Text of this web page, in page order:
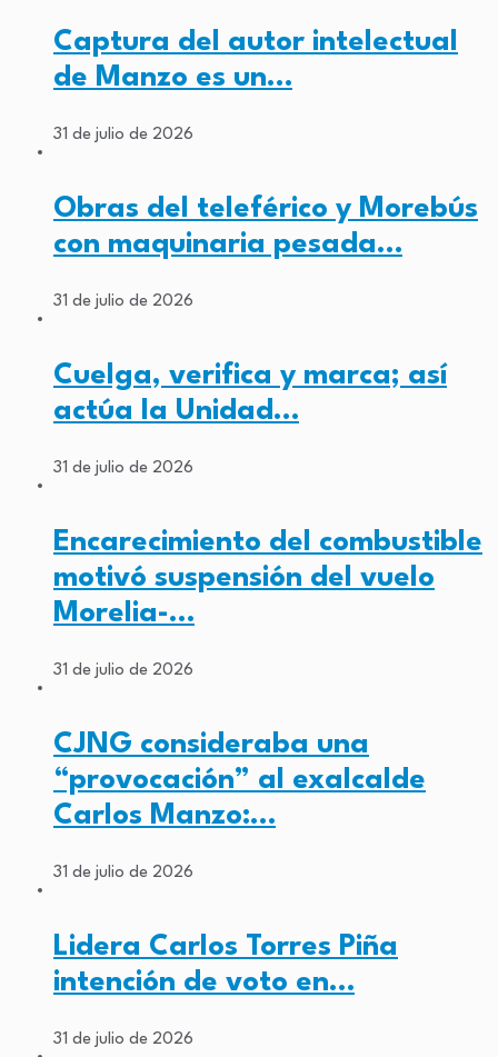
Captura del autor intelectual
de Manzo es un…
31 de julio de 2026
Obras del teleférico y Morebús
con maquinaria pesada…
31 de julio de 2026
Cuelga, verifica y marca; así
actúa la Unidad…
31 de julio de 2026
Encarecimiento del combustible
motivó suspensión del vuelo
Morelia-…
31 de julio de 2026
CJNG consideraba una
“provocación” al exalcalde
Carlos Manzo:…
31 de julio de 2026
Lidera Carlos Torres Piña
intención de voto en…
31 de julio de 2026